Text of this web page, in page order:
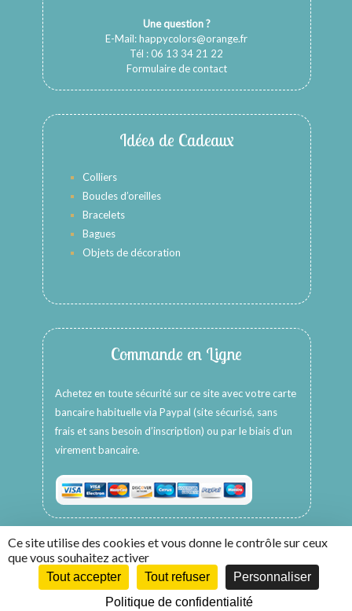
Une question ?
E-Mail:happycolors@orange.fr
Tél : 06 13 34 21 22
Formulaire de contact
Idées de Cadeaux
Colliers
Boucles d’oreilles
Bracelets
Bagues
Objets de décoration
Commande en Ligne
Achetez en toute sécurité sur ce site avec votre carte
bancaire habituelle via Paypal (site sécurisé, sans
frais et sans besoin d’inscription) ou par le biais d’un
virement bancaire.
Copyright © 2026 -HappyColors Créations
Création WebCom.Me
Ce site utilise des cookies et vous donne le contrôle sur ceux
que vous souhaitez activer
Tout accepter Tout refuser
Personnaliser
Politique de confidentialité